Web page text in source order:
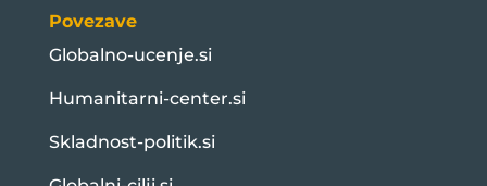
Povezave
Globalno-ucenje.si
Humanitarni-center.si
Skladnost-politik.si